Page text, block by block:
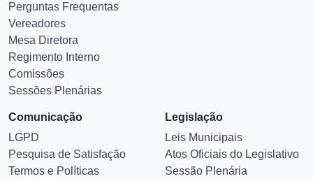
Perguntas Frequentas
Vereadores
Mesa Diretora
Regimento Interno
Comissões
Sessões Plenárias
Comunicação
LGPD
Pesquisa de Satisfação
Termos e Políticas
Legislação
Leis Municipais
Atos Oficiais do Legislativo
Sessão Plenária